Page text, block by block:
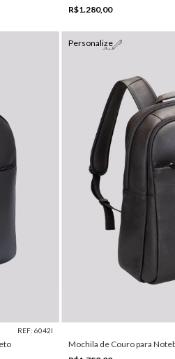
R$1.280,00
REF: 6042I
Personalize
Mochila de Couro para